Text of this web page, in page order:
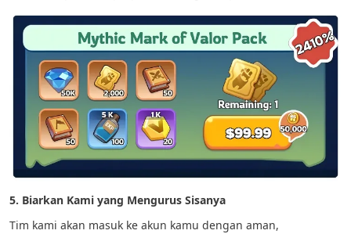
5. Biarkan Kami yang Mengurus Sisanya
Tim kami akan masuk ke akun kamu dengan aman,